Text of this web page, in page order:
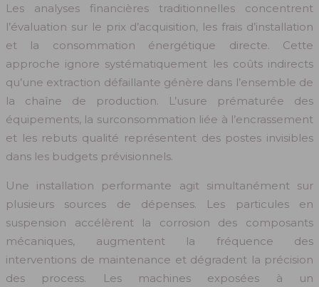
Les analyses financières traditionnelles concentrent
l’évaluation sur le prix d’acquisition, les frais d’installation
et la consommation énergétique directe. Cette
approche ignore systématiquement les coûts indirects
qu’une extraction défaillante génère dans l’ensemble de
la chaîne de production. L’usure prématurée des
équipements, la surconsommation liée à l’encrassement
et les rebuts qualité représentent des postes invisibles
dans les budgets prévisionnels.
Une installation performante agit simultanément sur
plusieurs sources de dépenses. Les particules en
suspension accélèrent la corrosion des composants
mécaniques, augmentent la fréquence des
interventions de maintenance et dégradent la précision
des process. Les machines exposées à un